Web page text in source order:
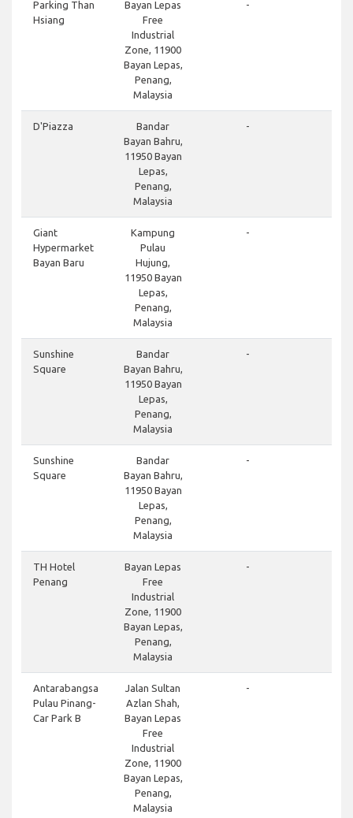
Parking Than
Hsiang
Bayan Lepas
Free
Industrial
Zone, 11900
Bayan Lepas,
Penang,
Malaysia
-
D'Piazza
Bandar
Bayan Bahru,
11950 Bayan
Lepas,
Penang,
Malaysia
-
Giant
Hypermarket
Bayan Baru
Kampung
Pulau
Hujung,
11950 Bayan
Lepas,
Penang,
Malaysia
-
Sunshine
Square
Bandar
Bayan Bahru,
11950 Bayan
Lepas,
Penang,
Malaysia
-
Sunshine
Square
Bandar
Bayan Bahru,
11950 Bayan
Lepas,
Penang,
Malaysia
-
TH Hotel
Penang
Bayan Lepas
Free
Industrial
Zone, 11900
Bayan Lepas,
Penang,
Malaysia
-
Antarabangsa
Pulau Pinang-
Car Park B
Jalan Sultan
Azlan Shah,
Bayan Lepas
Free
Industrial
Zone, 11900
Bayan Lepas,
Penang,
Malaysia
-